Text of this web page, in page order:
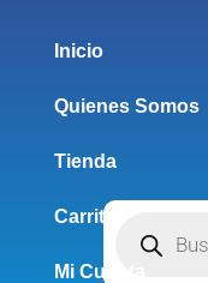
Inicio
Quienes Somos
Tienda
Carrito
Mi Cuenta